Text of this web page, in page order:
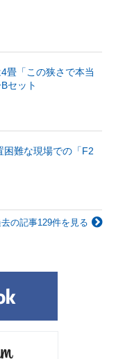
畳「この狭さで本当
セット
困難な現場での「F2
の記事129件を見る